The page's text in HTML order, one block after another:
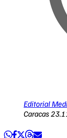
Editorial
Caracas